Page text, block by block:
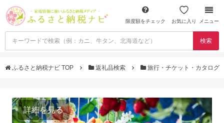
限度額をチェック お気に入り メニュー
検索
ふるさと納税ナビ TOP 返礼品検索 旅行・チケット・カタログ
詳細を見る